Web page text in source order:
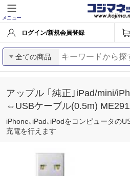
メニュー
ログイン/新規会員登録
全ての商品
アップル ｢純正｣iPad/mini/
⇔USBケーブル(0.5m)
iPhone､iPad､iPodをコンピュータの
充電を行えます